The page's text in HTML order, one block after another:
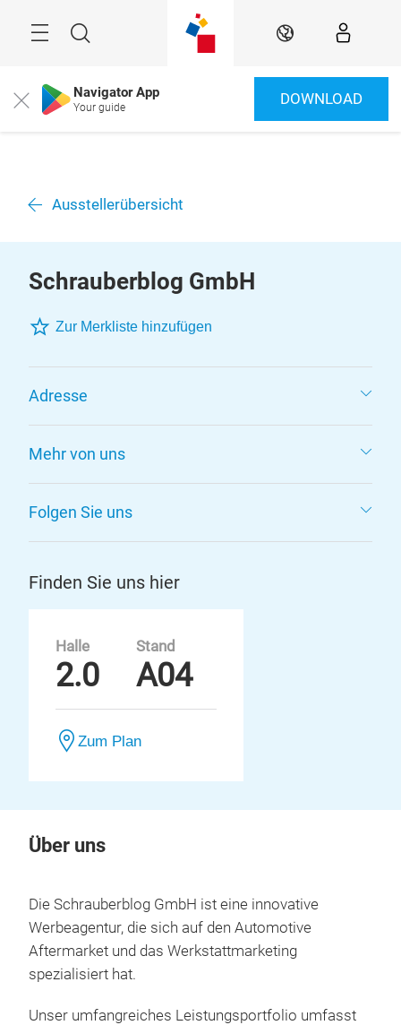
Suche DE
Close Navigator App
Your guide DOWNLOAD
Ausstellerübersicht
Schrauberblog GmbH
Zur Merkliste hinzufügen
Adresse
Mehr von uns
Folgen Sie uns
Finden Sie uns hier
Halle
2.0
Stand
A04
Zum Plan
Über uns
Die Schrauberblog GmbH ist eine innovative
Werbeagentur, die sich auf den Automotive
Aftermarket und das Werkstattmarketing
spezialisiert hat.
Unser umfangreiches Leistungsportfolio umfasst